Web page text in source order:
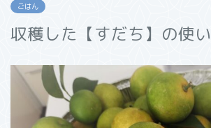
ごはん
収穫した【すだち】の使